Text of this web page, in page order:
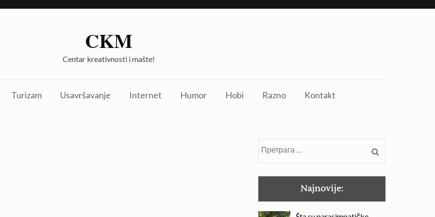
CKM
Centar kreativnosti i mašte!
Turizam Usavršavanje Internet Humor Hobi Razno Kontakt
Претрага
за:
Najnovije: